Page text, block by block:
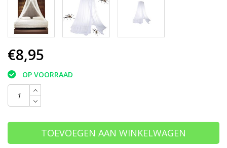
€8,95
OP VOORRAAD
TOEVOEGEN AAN WINKELWAGEN